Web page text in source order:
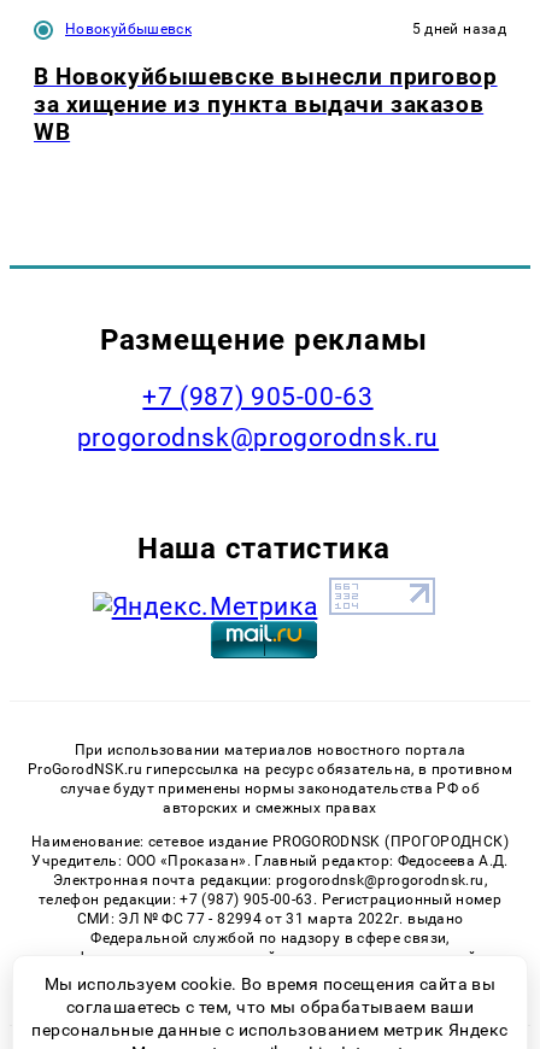
Новокуйбышевск 5 дней назад
В Новокуйбышевске вынесли приговор
за хищение из пункта выдачи заказов
WB
Размещение рекламы
+7 (987) 905-00-63
progorodnsk@progorodnsk.ru
Наша статистика
При использовании материалов новостного портала
ProGorodNSK.ru гиперссылка на ресурс обязательна, в противном
случае будут применены нормы законодательства РФ об
авторских и смежных правах
Наименование: сетевое издание PROGORODNSK (ПРОГОРОДНСК)
Учредитель: ООО «Проказан». Главный редактор: Федосеева А.Д.
Электронная почта редакции: progorodnsk@progorodnsk.ru,
телефон редакции: +7 (987) 905-00-63. Регистрационный номер
СМИ: ЭЛ № ФС 77 - 82994 от 31 марта 2022г. выдано
Федеральной службой по надзору в сфере связи,
информационных технологий и массовых коммуникаций.
Возрастная категория сайта 16+.
Мы используем cookie. Во время посещения сайта вы
соглашаетесь с тем, что мы обрабатываем ваши
персональные данные с использованием метрик Яндекс